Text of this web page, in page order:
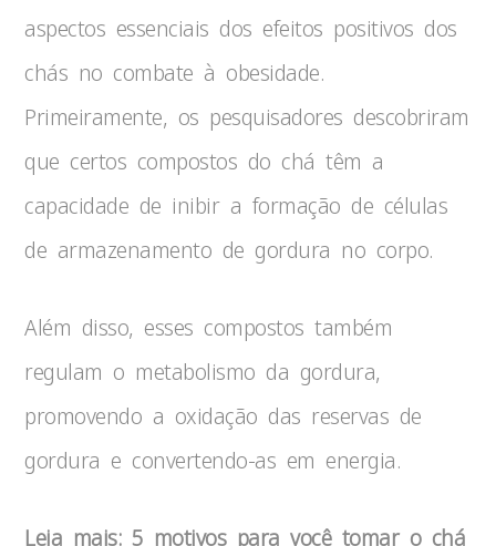
aspectos essenciais dos efeitos positivos dos
chás no combate à obesidade.
Primeiramente, os pesquisadores descobriram
que certos compostos do chá têm a
capacidade de inibir a formação de células
de armazenamento de gordura no corpo.
Além disso, esses compostos também
regulam o metabolismo da gordura,
promovendo a oxidação das reservas de
gordura e convertendo-as em energia.
Leia mais: 5 motivos para você tomar o chá